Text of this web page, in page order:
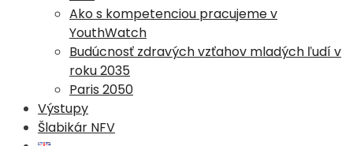
Ako s kompetenciou pracujeme v
YouthWatch
Budúcnosť zdravých vzťahov mladých ľudí v
roku 2035
Paris 2050
Výstupy
Šlabikár NFV